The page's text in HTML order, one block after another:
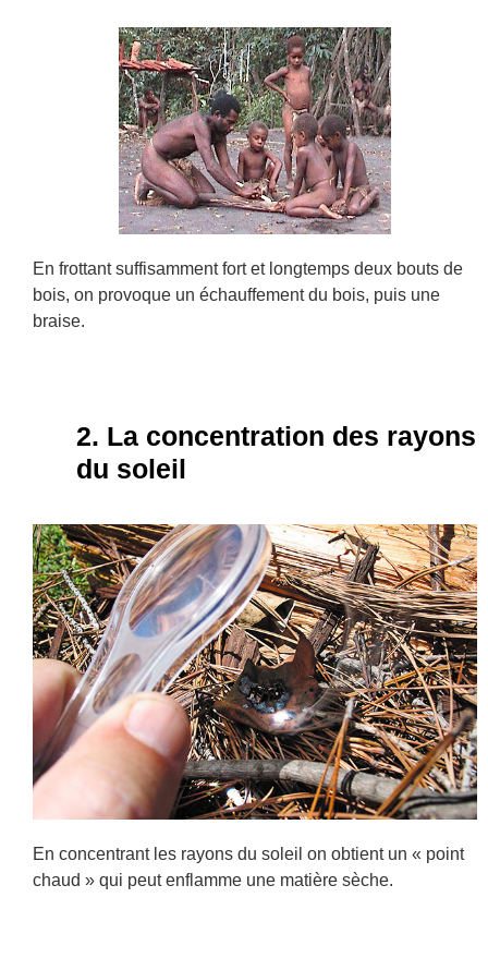
En frottant suffisamment fort et longtemps deux bouts de
bois, on provoque un échauffement du bois, puis une
braise.
2. La concentration des rayons
du soleil
En concentrant les rayons du soleil on obtient un « point
chaud » qui peut enflamme une matière sèche.